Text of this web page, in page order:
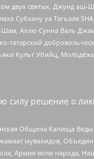
двух святых, Джунд аш-
Субхану уа Тагьаля
Шам, Ахлю Сунна Валь
татарский
Культ Убийц,
силу решение о
Община Капища
мувахидов,
Армия воли народа,